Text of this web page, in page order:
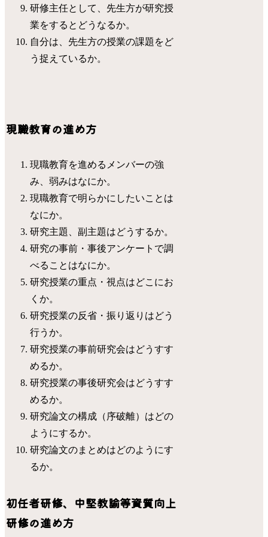
研修主任として、先生方が研究授
業をするとどうなるか。
自分は、先生方の授業の課題をど
う捉えているか。
現職教育の進め方
現職教育を進めるメンバーの強
み、弱みはなにか。
現職教育で明らかにしたいことは
なにか。
研究主題、副主題はどうするか。
研究の事前・事後アンケートで調
べることはなにか。
研究授業の重点・視点はどこにお
くか。
研究授業の反省・振り返りはどう
行うか。
研究授業の事前研究会はどうすす
めるか。
研究授業の事後研究会はどうすす
めるか。
研究論文の構成（序破離）はどの
ようにするか。
研究論文のまとめはどのようにす
るか。
初任者研修、中堅教諭等資質向上
研修の進め方